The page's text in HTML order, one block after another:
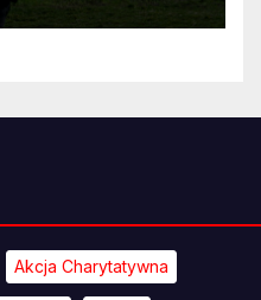
Akcja Charytatywna